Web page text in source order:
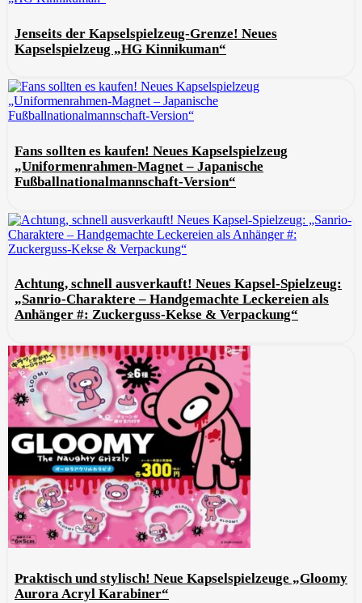
Jenseits der Kapselspielzeug-Grenze! Neues
Kapselspielzeug „HG Kinnikuman“
Fans sollten es kaufen! Neues Kapselspielzeug
„Uniformenrahmen-Magnet – Japanische
Fußballnationalmannschaft-Version“
Achtung, schnell ausverkauft! Neues Kapsel-Spielzeug:
„Sanrio-Charaktere – Handgemachte Leckereien als
Anhänger #: Zuckerguss-Kekse & Verpackung“
Praktisch und stylisch! Neue Kapselspielzeuge „Gloomy
Aurora Acryl Karabiner“